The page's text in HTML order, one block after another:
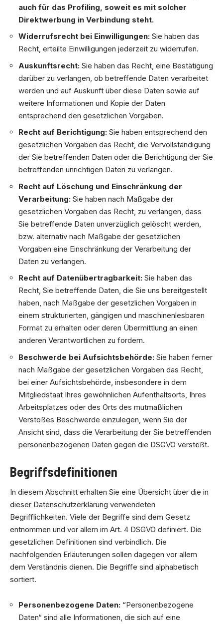
auch für das Profiling, soweit es mit solcher
Direktwerbung in Verbindung steht.
Widerrufsrecht bei Einwilligungen: Sie haben das
Recht, erteilte Einwilligungen jederzeit zu widerrufen.
Auskunftsrecht: Sie haben das Recht, eine Bestätigung
darüber zu verlangen, ob betreffende Daten verarbeitet
werden und auf Auskunft über diese Daten sowie auf
weitere Informationen und Kopie der Daten
entsprechend den gesetzlichen Vorgaben.
Recht auf Berichtigung: Sie haben entsprechend den
gesetzlichen Vorgaben das Recht, die Vervollständigung
der Sie betreffenden Daten oder die Berichtigung der Sie
betreffenden unrichtigen Daten zu verlangen.
Recht auf Löschung und Einschränkung der
Verarbeitung: Sie haben nach Maßgabe der
gesetzlichen Vorgaben das Recht, zu verlangen, dass
Sie betreffende Daten unverzüglich gelöscht werden,
bzw. alternativ nach Maßgabe der gesetzlichen
Vorgaben eine Einschränkung der Verarbeitung der
Daten zu verlangen.
Recht auf Datenübertragbarkeit: Sie haben das
Recht, Sie betreffende Daten, die Sie uns bereitgestellt
haben, nach Maßgabe der gesetzlichen Vorgaben in
einem strukturierten, gängigen und maschinenlesbaren
Format zu erhalten oder deren Übermittlung an einen
anderen Verantwortlichen zu fordern.
Beschwerde bei Aufsichtsbehörde: Sie haben ferner
nach Maßgabe der gesetzlichen Vorgaben das Recht,
bei einer Aufsichtsbehörde, insbesondere in dem
Mitgliedstaat Ihres gewöhnlichen Aufenthaltsorts, Ihres
Arbeitsplatzes oder des Orts des mutmaßlichen
Verstoßes Beschwerde einzulegen, wenn Sie der
Ansicht sind, dass die Verarbeitung der Sie betreffenden
personenbezogenen Daten gegen die DSGVO verstößt.
Begriffsdefinitionen
In diesem Abschnitt erhalten Sie eine Übersicht über die in
dieser Datenschutzerklärung verwendeten
Begrifflichkeiten. Viele der Begriffe sind dem Gesetz
entnommen und vor allem im Art. 4 DSGVO definiert. Die
gesetzlichen Definitionen sind verbindlich. Die
nachfolgenden Erläuterungen sollen dagegen vor allem
dem Verständnis dienen. Die Begriffe sind alphabetisch
sortiert.
Personenbezogene Daten: “Personenbezogene
Daten“ sind alle Informationen, die sich auf eine